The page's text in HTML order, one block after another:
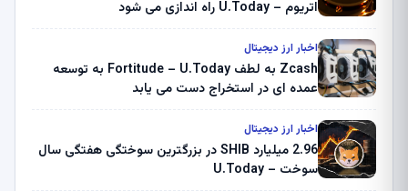
اتریوم – U.Today راه اندازی می شود
اخبار ارز دیجیتال
Zcash به لطف Fortitude – U.Today به توسعه
عمده ای در استخراج دست می یابد
اخبار ارز دیجیتال
2.96 میلیارد SHIB در بزرگترین سوختگی هفتگی سال
سوخت – U.Today